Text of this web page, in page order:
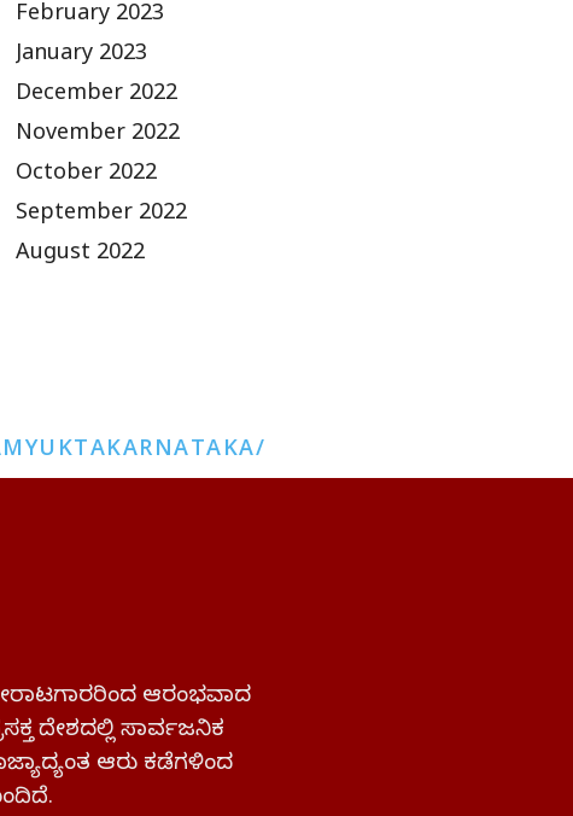
February 2023
January 2023
December 2022
November 2022
October 2022
September 2022
August 2022
ಆರಂಭವಾದ
ದೇಶದಲ್ಲಿ ಸಾರ್ವಜನಿಕ
ಆರು ಕಡೆಗಳಿಂದ